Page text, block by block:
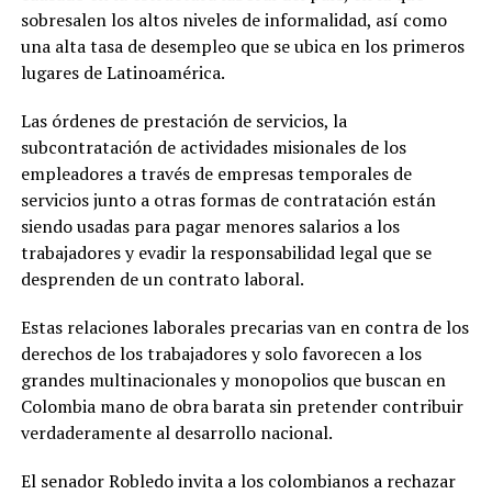
sobresalen los altos niveles de informalidad, así como
una alta tasa de desempleo que se ubica en los primeros
lugares de Latinoamérica.
Las órdenes de prestación de servicios, la
subcontratación de actividades misionales de los
empleadores a través de empresas temporales de
servicios junto a otras formas de contratación están
siendo usadas para pagar menores salarios a los
trabajadores y evadir la responsabilidad legal que se
desprenden de un contrato laboral.
Estas relaciones laborales precarias van en contra de los
derechos de los trabajadores y solo favorecen a los
grandes multinacionales y monopolios que buscan en
Colombia mano de obra barata sin pretender contribuir
verdaderamente al desarrollo nacional.
El senador Robledo invita a los colombianos a rechazar